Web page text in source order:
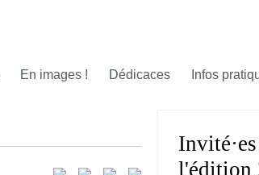
En images ! Dédicaces Infos
l'édition